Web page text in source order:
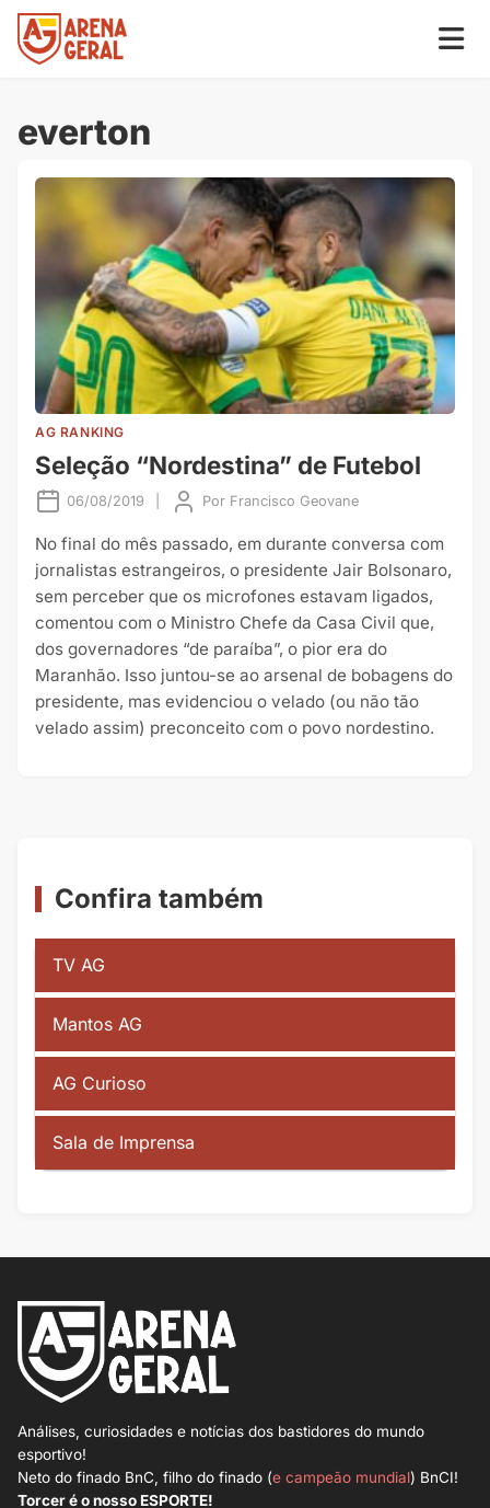
everton
AG RANKING
Seleção “Nordestina” de Futebol
06/08/2019 Por Francisco Geovane
No final do mês passado, em durante conversa com
jornalistas estrangeiros, o presidente Jair Bolsonaro,
sem perceber que os microfones estavam ligados,
comentou com o Ministro Chefe da Casa Civil que,
dos governadores “de paraíba”, o pior era do
Maranhão. Isso juntou-se ao arsenal de bobagens do
presidente, mas evidenciou o velado (ou não tão
velado assim) preconceito com o povo nordestino.
Confira também
TV AG
Mantos AG
AG Curioso
Sala de Imprensa
Análises, curiosidades e notícias dos bastidores do mundo
esportivo!
Neto do finado BnC, filho do finado (e campeão mundial) BnCI!
Torcer é o nosso ESPORTE!